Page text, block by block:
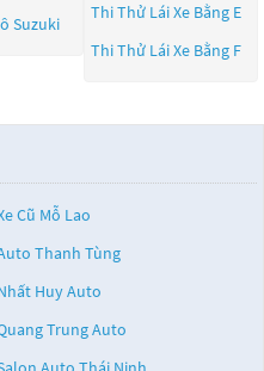
Suzuki
Thi Thử Lái Xe Bằng E
Thi Thử Lái Xe Bằng F
Cũ Mỗ Lao
Thanh Tùng
Huy Auto
Trung Auto